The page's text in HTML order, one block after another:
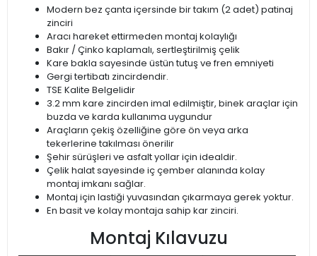
Modern bez çanta içersinde bir takım (2 adet) patinaj
zinciri
Aracı hareket ettirmeden montaj kolaylığı
Bakır / Çinko kaplamalı, sertleştirilmiş çelik
Kare bakla sayesinde üstün tutuş ve fren emniyeti
Gergi tertibatı zincirdendir.
TSE Kalite Belgelidir
3.2 mm kare zincirden imal edilmiştir, binek araçlar için
buzda ve karda kullanıma uygundur
Araçların çekiş özelliğine göre ön veya arka
tekerlerine takılması önerilir
Şehir sürüşleri ve asfalt yollar için idealdir.
Çelik halat sayesinde iç çember alanında kolay
montaj imkanı sağlar.
Montaj için lastiği yuvasından çıkarmaya gerek yoktur.
En basit ve kolay montaja sahip kar zinciri.
Montaj Kılavuzu